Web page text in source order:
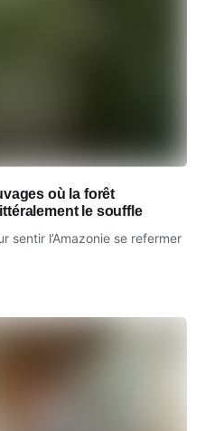
où la forêt
le souffle
sentir l’Amazonie se refermer